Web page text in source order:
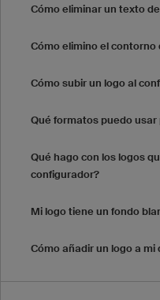
Cómo eliminar un texto
Cómo elimino el contorno
Cómo subir un logo al
Qué formatos puedo usar
Qué hago con los logos
configurador?
Mi logo tiene un fondo
Cómo añadir un logo a mi